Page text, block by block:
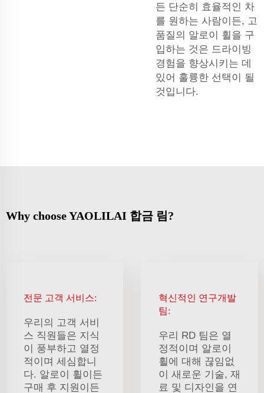
든 단순히 효율적인 차
를 원하는 사람이든, 고
품질의 알로이 휠을 구
입하는 것은 드라이빙
경험을 향상시키는 데
있어 훌륭한 선택이 될
것입니다.
Why choose YAOLILAI 합금 림?
전문 고객 서비스:
우리의 고객 서비
스 직원들은 지식
이 풍부하고 열정
적이며 세심합니
다. 알로이 휠이든
구매 후 지원이든
혁신적인 연구개발
팀:
우리 RD 팀은 열
정적이며 알로이
휠에 대해 끊임없
이 새로운 기술, 재
료 및 디자인을 연